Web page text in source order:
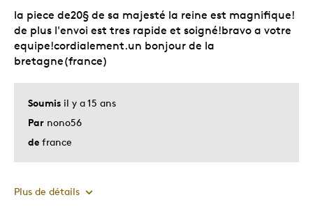
Occasion spéciale
Décrivez-vous
Chasseur d'aubaines, Guidé par la
qualité
Soumis il y a 15 ans
Par nono56
de france
la piece de20§ de sa majesté la reine est magnifique!
de plus l'envoi est tres rapide et soigné!bravo a votre
equipe!cordialement.un bonjour de la
bretagne(france)
Plus de détails